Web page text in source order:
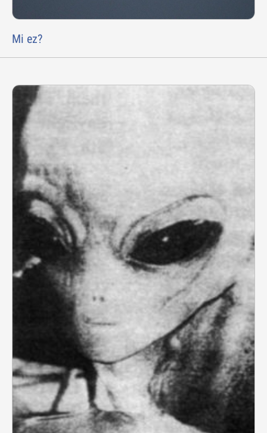
Mi ez?